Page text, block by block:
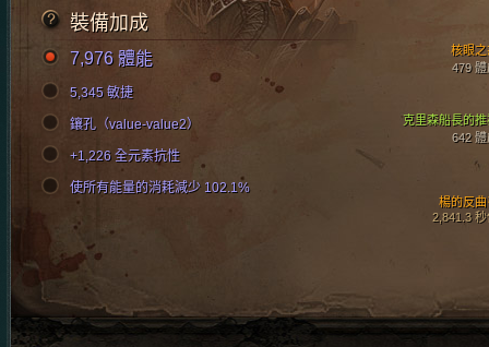
克里森船長的推
642 體
楊的反曲
2,841.3 秒
核眼之
479 體
裝備加成
7,976 體能
5,345 敏捷
鑲孔（value-value2）
+1,226 全元素抗性
使所有能量的消耗減少 102.1%